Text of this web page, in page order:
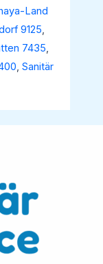
Land
9125,
7435,
,Sanitär